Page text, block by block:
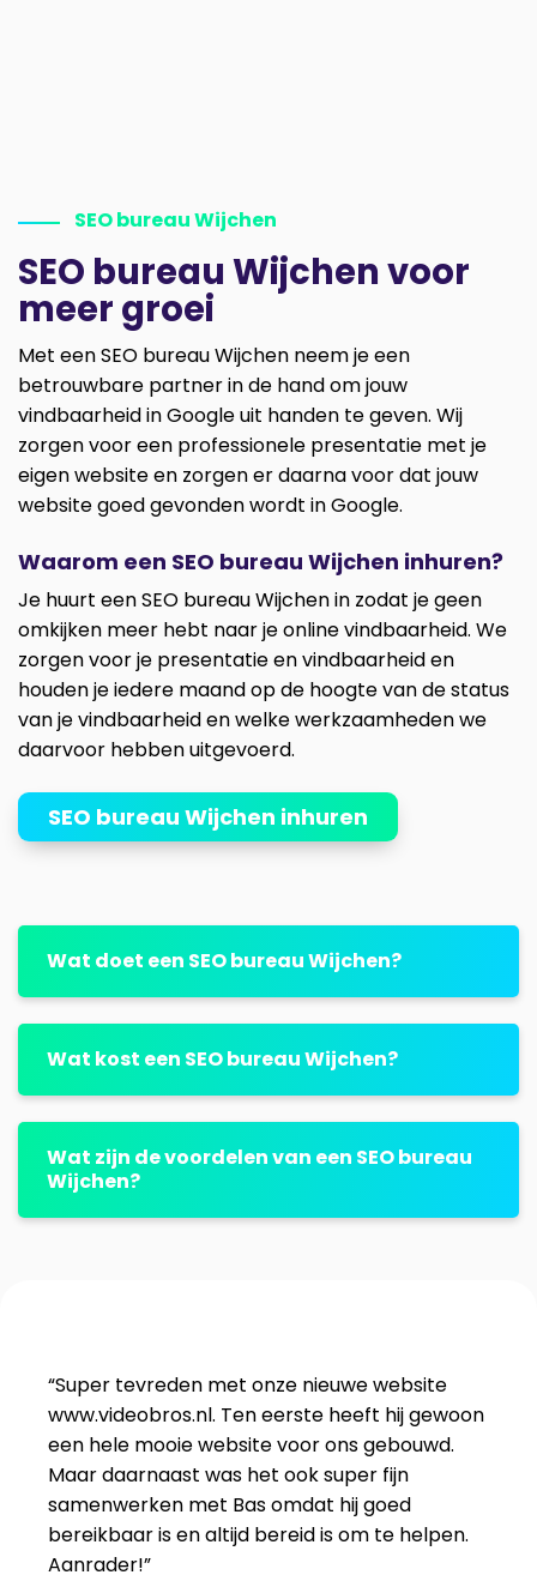
SEO bureau Wijchen
SEO bureau Wijchen voor
meer groei
Met een SEO bureau Wijchen neem je een
betrouwbare partner in de hand om jouw
vindbaarheid in Google uit handen te geven. Wij
zorgen voor een professionele presentatie met je
eigen website en zorgen er daarna voor dat jouw
website goed gevonden wordt in Google.
Waarom een SEO bureau Wijchen inhuren?
Je huurt een SEO bureau Wijchen in zodat je geen
omkijken meer hebt naar je online vindbaarheid. We
zorgen voor je presentatie en vindbaarheid en
houden je iedere maand op de hoogte van de status
van je vindbaarheid en welke werkzaamheden we
daarvoor hebben uitgevoerd.
SEO bureau Wijchen inhuren
Wat doet een SEO bureau Wijchen?
Wat kost een SEO bureau Wijchen?
Wat zijn de voordelen van een SEO bureau
Wijchen?
“Super tevreden met onze nieuwe website
www.videobros.nl. Ten eerste heeft hij gewoon
een hele mooie website voor ons gebouwd.
Maar daarnaast was het ook super fijn
samenwerken met Bas omdat hij goed
bereikbaar is en altijd bereid is om te helpen.
Aanrader!”